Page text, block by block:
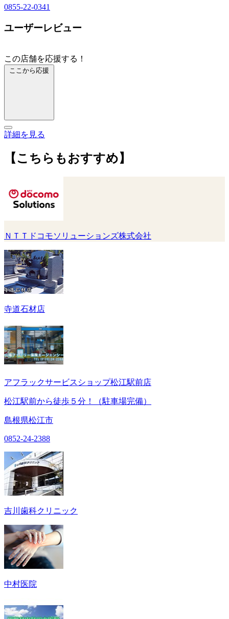
0855-22-0341
ユーザーレビュー
この店舗を応援する！
ここから応援
詳細を見る
【こちらもおすすめ】
ＮＴＴドコモソリューションズ株式会社
寺道石材店
アフラックサービスショップ松江駅前店
松江駅前から徒歩５分！（駐車場完備）
島根県松江市
0852-24-2388
吉川歯科クリニック
中村医院